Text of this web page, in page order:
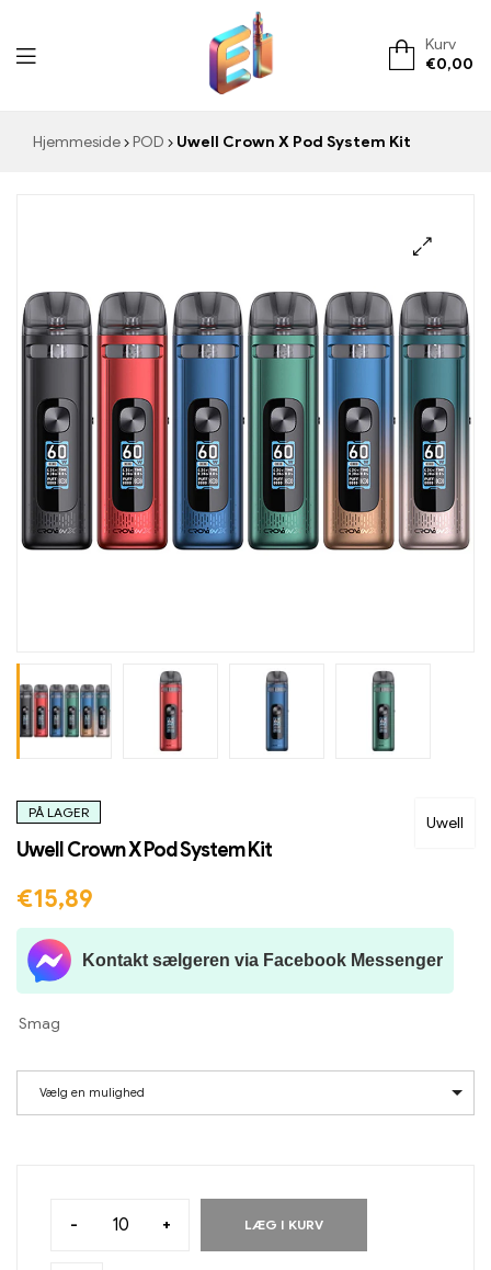
ElementVape.de
Kurv
€0,00
Hjemmeside POD Uwell Crown X Pod System Kit
Uwell
PÅ LAGER
Uwell Crown X Pod System Kit
€15,89
Kontakt sælgeren via Facebook Messenger
Smag
Vælg en mulighed
- + LÆG I KURV